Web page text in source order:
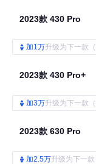
2023款 430 Pro
加1万升级为下一款
2023款 430 Pro+
加3万升级为下一款
2023款 630 Pro
加2.5万升级为下一